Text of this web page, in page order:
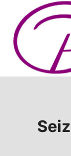
Doorgaan
inhoud